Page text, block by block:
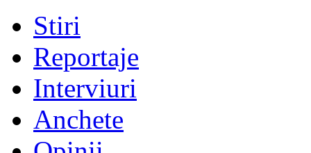
Stiri
Reportaje
Interviuri
Anchete